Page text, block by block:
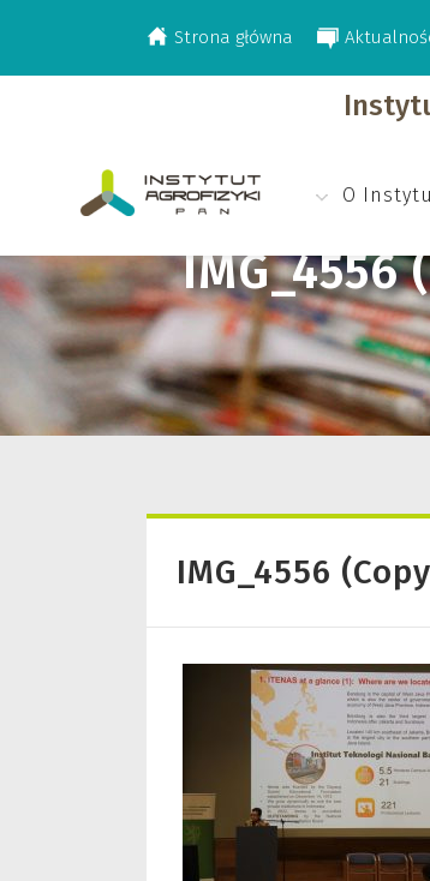
Strona główna
O
IMG_4556
>Aktualności>Relacja z
IMG_4556